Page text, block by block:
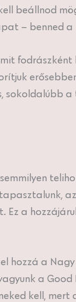
beállnod
– benned a
a
hozzá a
a
kell, mert